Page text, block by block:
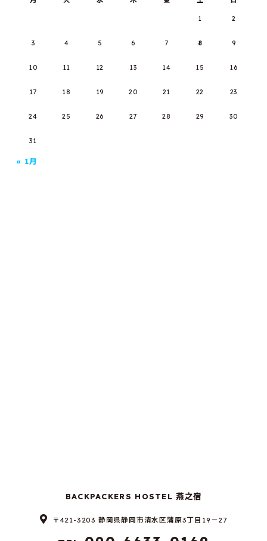
1 2
3 4 5 6 7 8 9
10 11 12 13 14 15 16
17 18 19 20 21 22 23
24 25 26 27 28 29 30
31
« 1月
BACKPACKERS HOSTEL 燕之宿
〒421-3203 静岡県静岡市清水区蒲原3丁目19－27